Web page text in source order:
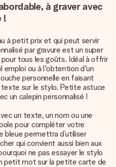
à graver avec
!
à petit prix et qui peut servir
par gravure est un super
tous les goûts. Idéal à offrir
emploi ou à l'obtention d'un
personnelle en faisant
texte sur le stylo. Petite astuce
un calepin personnalisé !
un texte, un nom ou une
pour compléter votre
bleue permettra d’utiliser
qui convient aussi bien aux
ne pas essayer le stylo
petit mot sur la petite carte de